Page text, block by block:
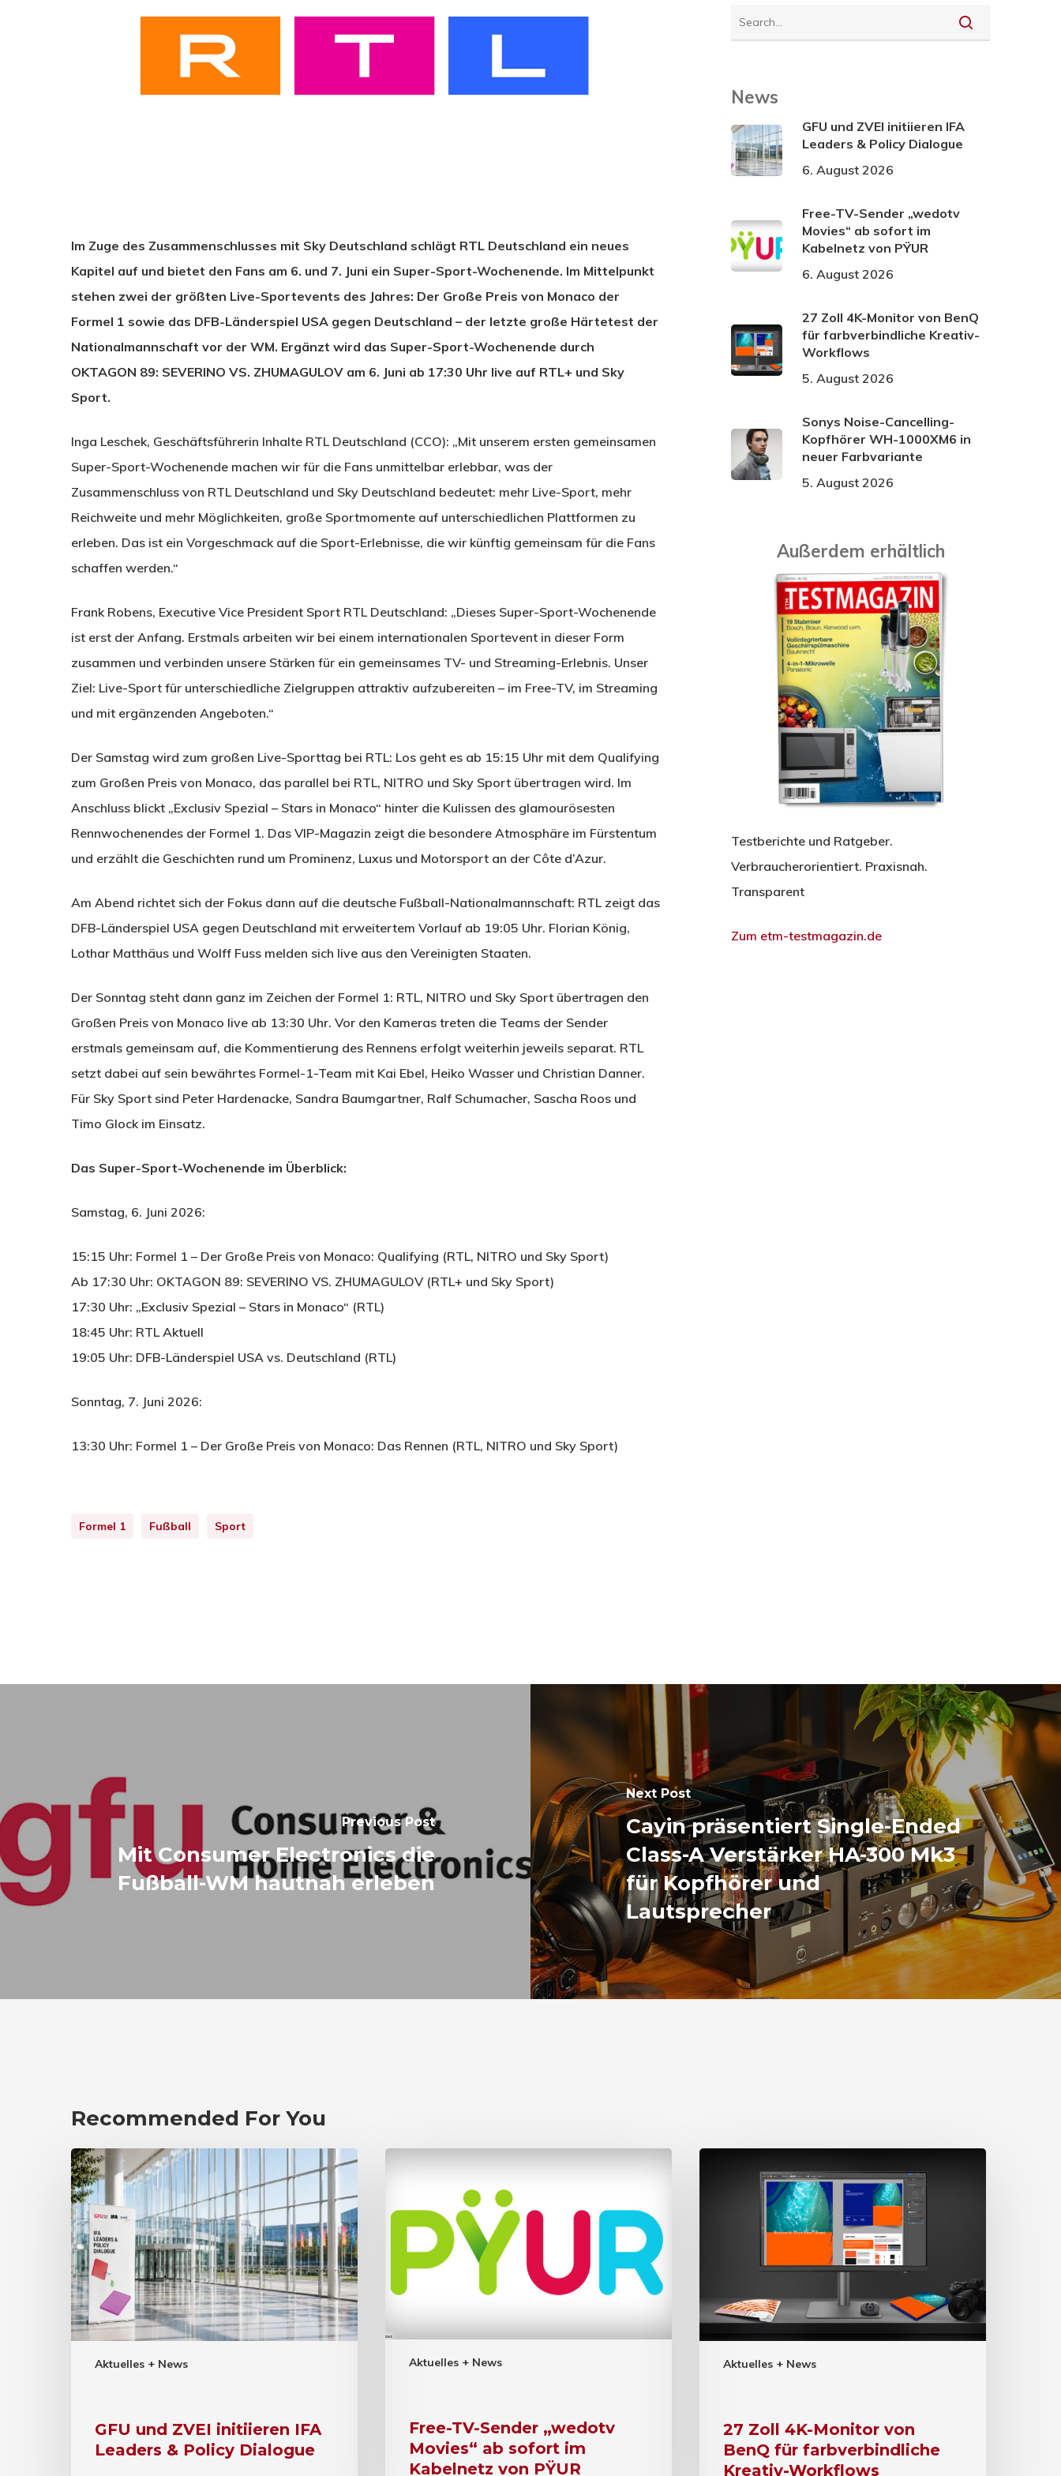
Drücken Sie Enter zum Suchen oder ESC zum Schließen.
Im Zuge des Zusammenschlusses mit Sky Deutschland schlägt RTL Deutschland ein neues
Kapitel auf und bietet den Fans am 6. und 7. Juni ein Super-Sport-Wochenende. Im Mittelpunkt
stehen zwei der größten Live-Sportevents des Jahres: Der Große Preis von Monaco der
Formel 1 sowie das DFB-Länderspiel USA gegen Deutschland – der letzte große Härtetest der
Nationalmannschaft vor der WM. Ergänzt wird das Super-Sport-Wochenende durch
OKTAGON 89: SEVERINO VS. ZHUMAGULOV am 6. Juni ab 17:30 Uhr live auf RTL+ und Sky
Sport.
Inga Leschek, Geschäftsführerin Inhalte RTL Deutschland (CCO): „Mit unserem ersten gemeinsamen
Super-Sport-Wochenende machen wir für die Fans unmittelbar erlebbar, was der
Zusammenschluss von RTL Deutschland und Sky Deutschland bedeutet: mehr Live-Sport, mehr
Reichweite und mehr Möglichkeiten, große Sportmomente auf unterschiedlichen Plattformen zu
erleben. Das ist ein Vorgeschmack auf die Sport-Erlebnisse, die wir künftig gemeinsam für die Fans
schaffen werden.“
Frank Robens, Executive Vice President Sport RTL Deutschland: „Dieses Super-Sport-Wochenende
ist erst der Anfang. Erstmals arbeiten wir bei einem internationalen Sportevent in dieser Form
zusammen und verbinden unsere Stärken für ein gemeinsames TV- und Streaming-Erlebnis. Unser
Ziel: Live-Sport für unterschiedliche Zielgruppen attraktiv aufzubereiten – im Free-TV, im Streaming
und mit ergänzenden Angeboten.“
Der Samstag wird zum großen Live-Sporttag bei RTL: Los geht es ab 15:15 Uhr mit dem Qualifying
zum Großen Preis von Monaco, das parallel bei RTL, NITRO und Sky Sport übertragen wird. Im
Anschluss blickt „Exclusiv Spezial – Stars in Monaco“ hinter die Kulissen des glamourösesten
Rennwochenendes der Formel 1. Das VIP-Magazin zeigt die besondere Atmosphäre im Fürstentum
und erzählt die Geschichten rund um Prominenz, Luxus und Motorsport an der Côte d’Azur.
Am Abend richtet sich der Fokus dann auf die deutsche Fußball-Nationalmannschaft: RTL zeigt das
DFB-Länderspiel USA gegen Deutschland mit erweitertem Vorlauf ab 19:05 Uhr. Florian König,
Lothar Matthäus und Wolff Fuss melden sich live aus den Vereinigten Staaten.
Der Sonntag steht dann ganz im Zeichen der Formel 1: RTL, NITRO und Sky Sport übertragen den
Großen Preis von Monaco live ab 13:30 Uhr. Vor den Kameras treten die Teams der Sender
erstmals gemeinsam auf, die Kommentierung des Rennens erfolgt weiterhin jeweils separat. RTL
setzt dabei auf sein bewährtes Formel-1-Team mit Kai Ebel, Heiko Wasser und Christian Danner.
Für Sky Sport sind Peter Hardenacke, Sandra Baumgartner, Ralf Schumacher, Sascha Roos und
Timo Glock im Einsatz.
Das Super-Sport-Wochenende im Überblick:
Samstag, 6. Juni 2026:
15:15 Uhr: Formel 1 – Der Große Preis von Monaco: Qualifying (RTL, NITRO und Sky Sport)
Ab 17:30 Uhr: OKTAGON 89: SEVERINO VS. ZHUMAGULOV (RTL+ und Sky Sport)
17:30 Uhr: „Exclusiv Spezial – Stars in Monaco“ (RTL)
18:45 Uhr: RTL Aktuell
19:05 Uhr: DFB-Länderspiel USA vs. Deutschland (RTL)
Sonntag, 7. Juni 2026:
13:30 Uhr: Formel 1 – Der Große Preis von Monaco: Das Rennen (RTL, NITRO und Sky Sport)
News
GFU und ZVEI initiieren IFA
Leaders & Policy Dialogue
6. August 2026
Free-TV-Sender „wedotv
Movies“ ab sofort im
Kabelnetz von PŸUR
6. August 2026
27 Zoll 4K-Monitor von BenQ
für farbverbindliche Kreativ-
Workflows
5. August 2026
Sonys Noise-Cancelling-
Kopfhörer WH-1000XM6 in
neuer Farbvariante
5. August 2026
Außerdem erhältlich
Testberichte und Ratgeber.
Verbraucherorientiert. Praxisnah.
Transparent
Zum etm-testmagazin.de
Formel 1 Fußball Sport
Previous Post
Mit Consumer Electronics die
Fußball-WM hautnah erleben
Next Post
Cayin präsentiert Single-Ended
Class-A Verstärker HA-300 Mk3
für Kopfhörer und
Lautsprecher
Recommended For You
Aktuelles + News
GFU und ZVEI initiieren IFA
Leaders & Policy Dialogue
Aktuelles + News
Free-TV-Sender „wedotv
Movies“ ab sofort im
Kabelnetz von PŸUR
Aktuelles + News
27 Zoll 4K-Monitor von
BenQ für farbverbindliche
Kreativ-Workflows